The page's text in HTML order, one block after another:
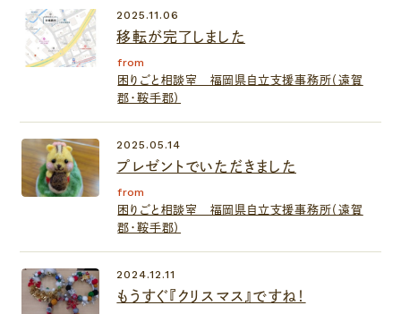
移転が完了しました
2025.11.06
from
困りごと相談室 福岡県自立支援事務所（遠賀
郡・鞍手郡）
プレゼントでいただきました
2025.05.14
from
困りごと相談室 福岡県自立支援事務所（遠賀
郡・鞍手郡）
もうすぐ『クリスマス』ですね！
2024.12.11